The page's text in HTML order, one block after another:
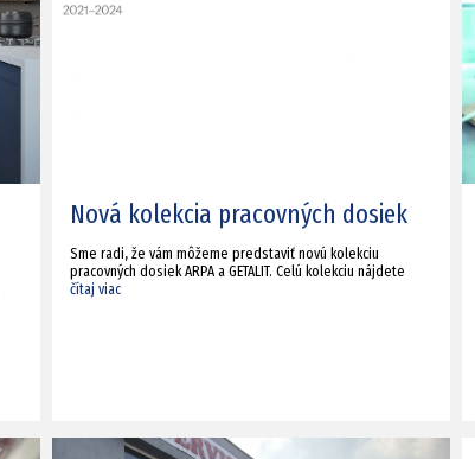
Nová kolekcia pracovných dosiek
Sme radi, že vám môžeme predstaviť novú kolekciu
pracovných dosiek ARPA a GETALIT. Celú kolekciu nájdete
čítaj viac